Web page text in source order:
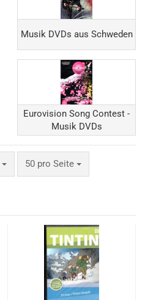
Musik DVDs aus Schweden
Eurovision Song Contest -
Musik DVDs
50 pro Seite
pro Seite